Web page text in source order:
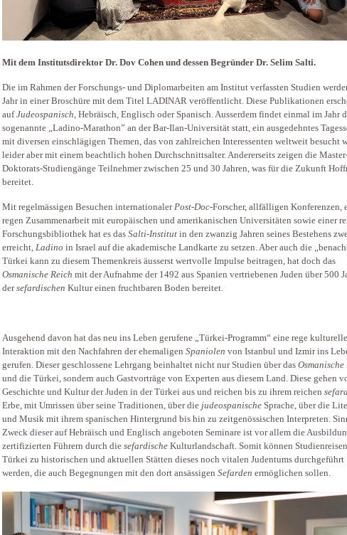
Mit dem Institutsdirektor Dr. Dov Cohen und dessen Begründer Dr. Selim Salti.
Die im Rahmen der Forschungs- und Diplomarbeiten am Institut verfassten Studien
Jahr in einer Broschüre mit dem Titel LADINAR veröffentlicht. Diese Publikationen
aufJudeospanisch, Hebräisch, Englisch oder Spanisch. Ausserdem findet einmal im Jahr
sogenannte „Ladino-Marathon” an der Bar-Ilan-Universität statt, ein ausgedehntes
mit diversen einschlägigen Themen, das von zahlreichen Interessenten weltweit besucht
leider aber mit einem beachtlich hohen Durchschnittsalter. Andererseits zeigen die
Doktorats-Studiengänge Teilnehmer zwischen 25 und 30 Jahren, was für die Zukunft
bereitet.
Mit regelmässigen Besuchen internationalerPost-Doc-Forscher, allfälligen Konferenzen,
regen Zusammenarbeit mit europäischen und amerikanischen Universitäten sowie einer
Forschungsbibliothek hat es das Salti-Institut in den zwanzig Jahren seines Bestehens
erreicht, Ladino in Israel auf die akademische Landkarte zu setzen. Aber auch die
Türkei kann zu diesem Themenkreis äusserst wertvolle Impulse beitragen, hat doch das
Osmanische Reich mit der Aufnahme der 1492 aus Spanien vertriebenen Juden über 500
dersefardischen Kultur einen fruchtbaren Boden bereitet.
Ausgehend davon hat das neu ins Leben gerufene „Türkei-Programm“ eine rege kulturelle
Interaktion mit den Nachfahren der ehemaligen Spaniolen von Istanbul und ­Izmir­ ins
gerufen. Dieser geschlossene Lehrgang beinhaltet nicht nur Studien über das Osmanische
und die Türkei, sondern auch Gastvorträge von Experten aus diesem Land. Diese gehen
Geschichte und Kultur der Juden in der Türkei aus und reichen bis zu ihrem reichen
Erbe, mit Umrissen über seine Traditionen, über die judeospanische Sprache, über die
und Musik mit ihrem spanischen Hintergrund bis hin zu zeitgenössischen Interpreten.
Zweck dieser auf Hebräisch und Englisch angeboten Seminare ist vor allem die
zertifizierten Führern durch die sefardische Kulturlandschaft. Somit können
Türkei zu historischen und aktuellen Stätten dieses noch vitalen Judentums durchgeführt
werden, die auch Begegnungen mit den dort ansässigen Sefarden ermöglichen sollen.